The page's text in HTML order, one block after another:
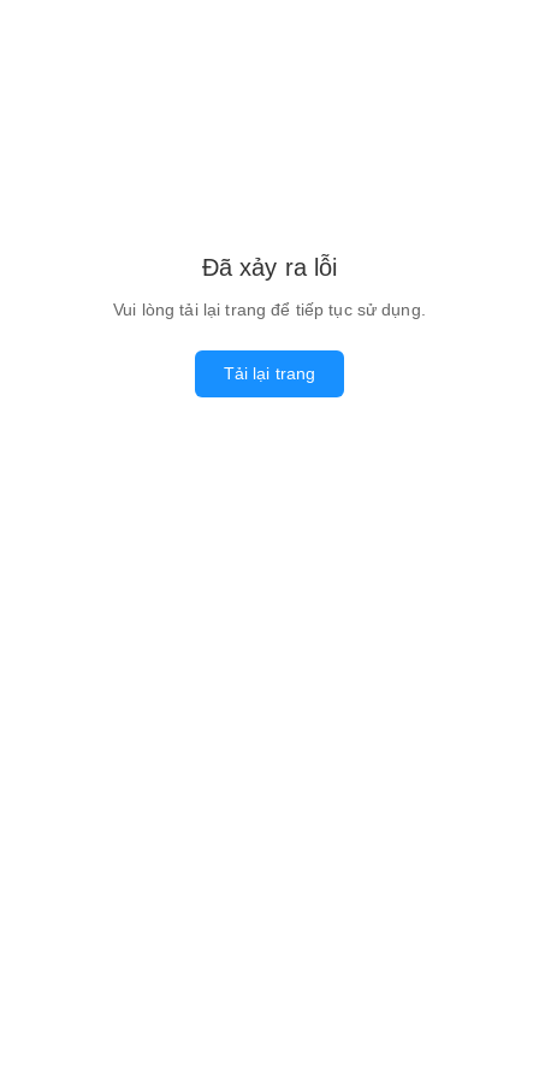
Đã xảy ra lỗi
Vui lòng tải lại trang để tiếp tục sử dụng.
Tải lại trang